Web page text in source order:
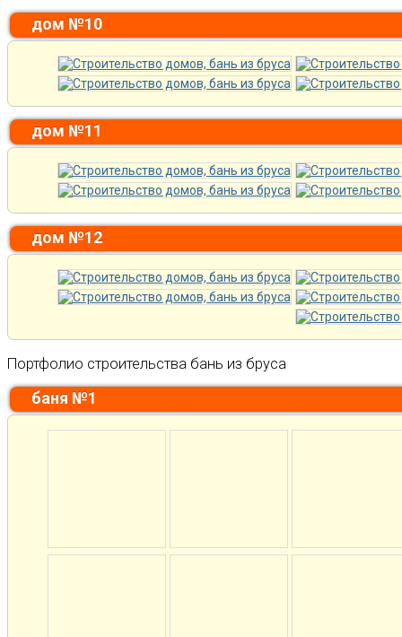
дом №10
дом №11
дом №12
Портфолио строительства бань из бруса
баня №1